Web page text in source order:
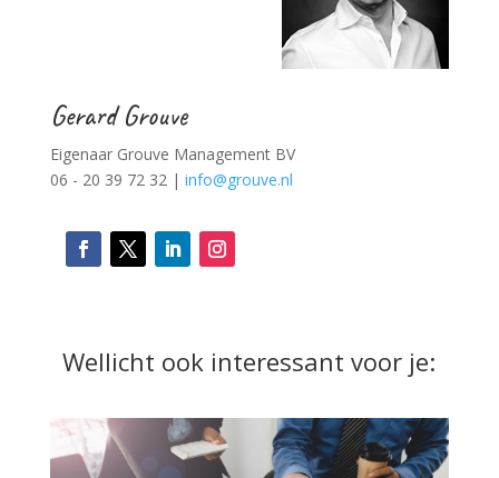
Gerard Grouve
Eigenaar Grouve Management BV
06 - 20 39 72 32 | info@grouve.nl
Wellicht ook interessant voor je: